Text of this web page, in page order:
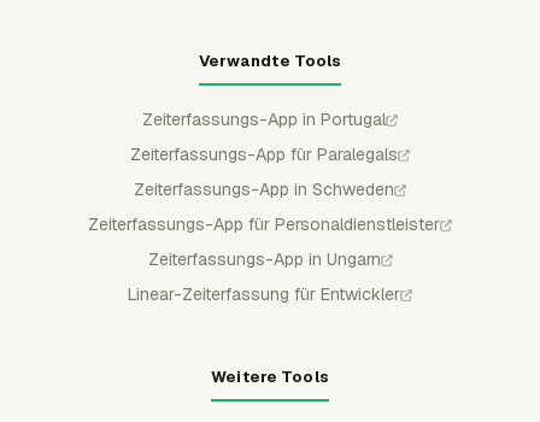
Verwandte Tools
Zeiterfassungs-App in Portugal
Zeiterfassungs-App für Paralegals
Zeiterfassungs-App in Schweden
Zeiterfassungs-App für Personaldienstleister
Zeiterfassungs-App in Ungarn
Linear-Zeiterfassung für Entwickler
Weitere Tools